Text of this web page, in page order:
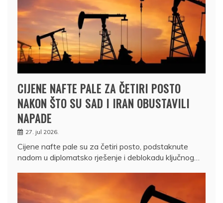
CIJENE NAFTE PALE ZA ČETIRI POSTO
NAKON ŠTO SU SAD I IRAN OBUSTAVILI
NAPADE
27. jul 2026.
Cijene nafte pale su za četiri posto, podstaknute
nadom u diplomatsko rješenje i deblokadu ključnog…